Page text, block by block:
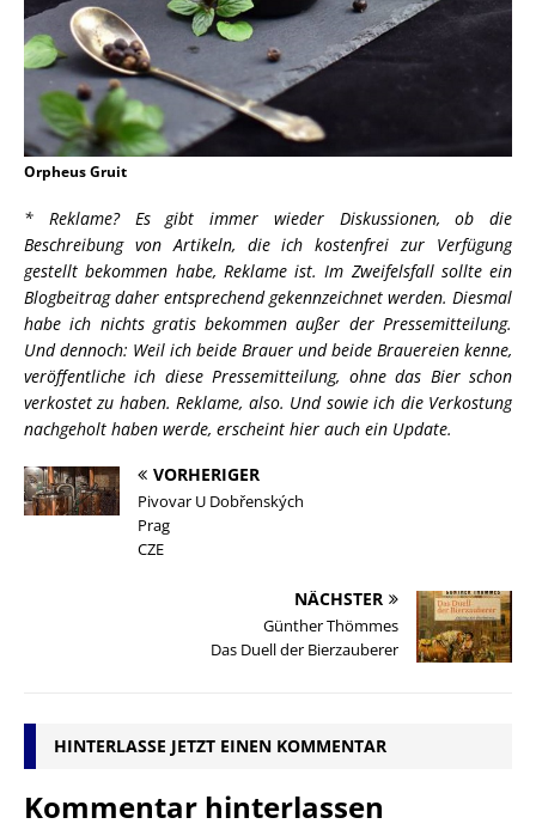
Orpheus Gruit
* Reklame? Es gibt immer wieder Diskussionen, ob die
Beschreibung von Artikeln, die ich kostenfrei zur Verfügung
gestellt bekommen habe, Reklame ist. Im Zweifelsfall sollte ein
Blogbeitrag daher entsprechend gekennzeichnet werden. Diesmal
habe ich nichts gratis bekommen außer der Pressemitteilung.
Und dennoch: Weil ich beide Brauer und beide Brauereien kenne,
veröffentliche ich diese Pressemitteilung, ohne das Bier schon
verkostet zu haben. Reklame, also. Und sowie ich die Verkostung
nachgeholt haben werde, erscheint hier auch ein Update.
VORHERIGER
Pivovar U Dobřenských
Prag
CZE
NÄCHSTER
Günther Thömmes
Das Duell der Bierzauberer
HINTERLASSE JETZT EINEN KOMMENTAR
Kommentar hinterlassen